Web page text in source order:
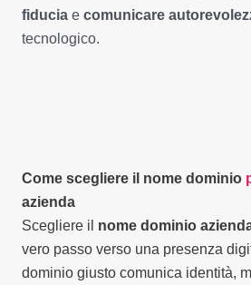
fiducia e comunicare
tecnologico.
Come scegliere il nome dominio
azienda
Scegliere il nome dominio
vero passo verso una presenza
dominio giusto comunica identità,